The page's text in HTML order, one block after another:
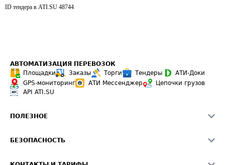
ID тендера в ATI.SU 48744
АВТОМАТИЗАЦИЯ ПЕРЕВОЗОК
Площадки
Заказы Торги Тендеры
АТИ-Доки
GPS-мониторинг
АТИ Мессенджер
Цепочки грузов
API ATI.SU
ПОЛЕЗНОЕ
Звезды ATI.SU на вашем сайте
БЕЗОПАСНОСТЬ